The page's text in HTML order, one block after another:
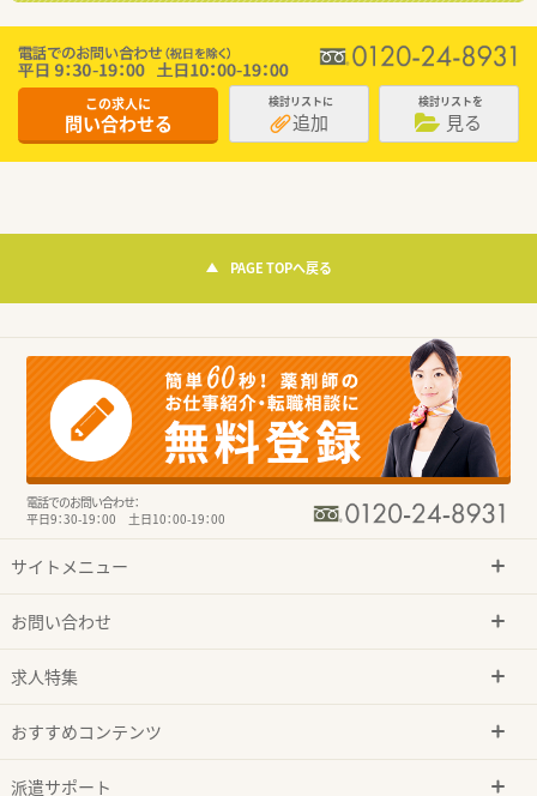
この求人に
問い合わせる
検討リストに
追加
検討リストを
見る
PAGE TOPへ戻る
電話でのお問い合わせ：
平日9：30-19：00 土日10：00-19：00
サイトメニュー
お問い合わせ
求人特集
おすすめコンテンツ
派遣サポート